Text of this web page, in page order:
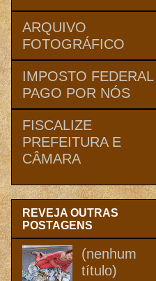
ARQUIVO
FOTOGRÁFICO
IMPOSTO FEDERAL
PAGO POR NÓS
FISCALIZE
PREFEITURA E
CÂMARA
REVEJA OUTRAS
POSTAGENS
(nenhum
título)